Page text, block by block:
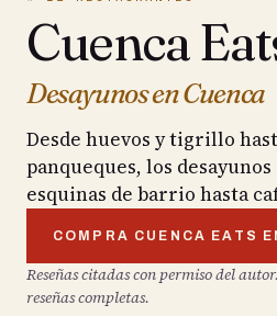
Cuenca
Desayunos en Cuenca
Desde huevos y tigrillo
panqueques, los
esquinas de barrio hasta
COMPRA CUENCA EATS
Reseñas citadas con permiso del
reseñas completas.